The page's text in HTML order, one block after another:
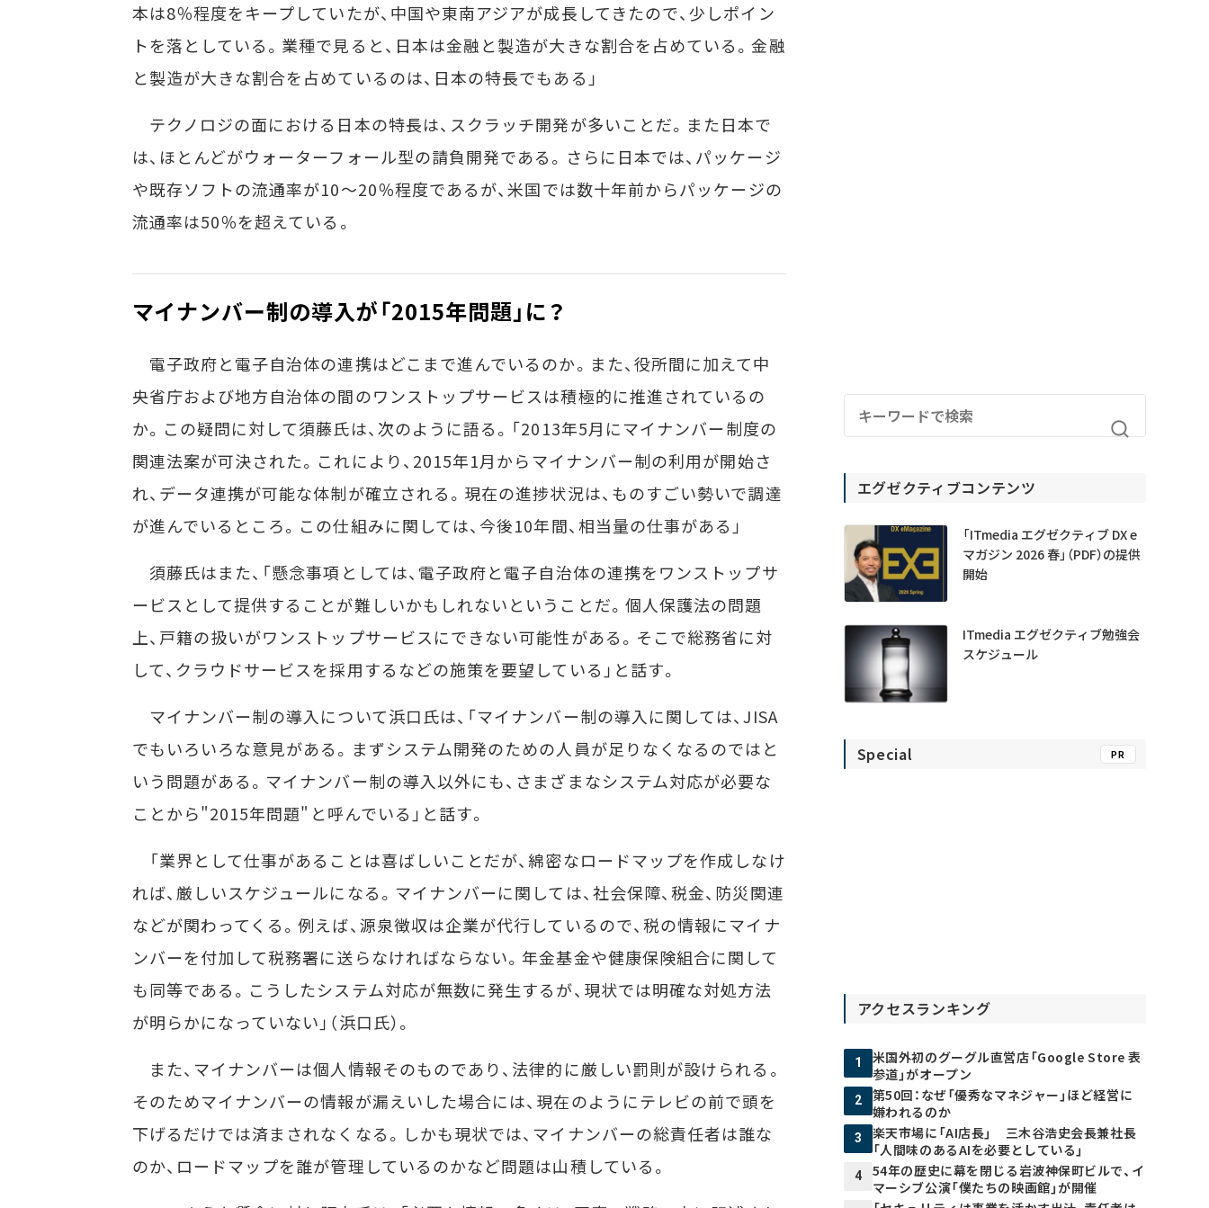
本は8％程度をキープしていたが、中国や東南アジアが成長してきたので、少しポイン
トを落としている。業種で見ると、日本は金融と製造が大きな割合を占めている。金融
と製造が大きな割合を占めているのは、日本の特長でもある」
テクノロジの面における日本の特長は、スクラッチ開発が多いことだ。また日本で
は、ほとんどがウォーターフォール型の請負開発である。さらに日本では、パッケージ
や既存ソフトの流通率が10～20％程度であるが、米国では数十年前からパッケージの
流通率は50％を超えている。
マイナンバー制の導入が「2015年問題」に？
電子政府と電子自治体の連携はどこまで進んでいるのか。また、役所間に加えて中
央省庁および地方自治体の間のワンストップサービスは積極的に推進されているの
か。この疑問に対して須藤氏は、次のように語る。「2013年5月にマイナンバー制度の
関連法案が可決された。これにより、2015年1月からマイナンバー制の利用が開始さ
れ、データ連携が可能な体制が確立される。現在の進捗状況は、ものすごい勢いで調達
が進んでいるところ。この仕組みに関しては、今後10年間、相当量の仕事がある」
須藤氏はまた、「懸念事項としては、電子政府と電子自治体の連携をワンストップサ
ービスとして提供することが難しいかもしれないということだ。個人保護法の問題
上、戸籍の扱いがワンストップサービスにできない可能性がある。そこで総務省に対
して、クラウドサービスを採用するなどの施策を要望している」と話す。
マイナンバー制の導入について浜口氏は、「マイナンバー制の導入に関しては、JISA
でもいろいろな意見がある。まずシステム開発のための人員が足りなくなるのではと
いう問題がある。マイナンバー制の導入以外にも、さまざまなシステム対応が必要な
ことから"2015年問題"と呼んでいる」と話す。
「業界として仕事があることは喜ばしいことだが、綿密なロードマップを作成しなけ
れば、厳しいスケジュールになる。マイナンバーに関しては、社会保障、税金、防災関連
などが関わってくる。例えば、源泉徴収は企業が代行しているので、税の情報にマイナ
ンバーを付加して税務署に送らなければならない。年金基金や健康保険組合に関して
も同等である。こうしたシステム対応が無数に発生するが、現状では明確な対処方法
が明らかになっていない」（浜口氏）。
また、マイナンバーは個人情報そのものであり、法律的に厳しい罰則が設けられる。
そのためマイナンバーの情報が漏えいした場合には、現在のようにテレビの前で頭を
下げるだけでは済まされなくなる。しかも現状では、マイナンバーの総責任者は誰な
のか、ロードマップを誰が管理しているのかなど問題は山積している。
エグゼクティブコンテンツ
「ITmedia エグゼクティブ DX e
マガジン 2026 春」（PDF）の提供
開始
ITmedia エグゼクティブ勉強会
スケジュール
Special PR
アクセスランキング
1
米国外初のグーグル直営店「Google Store 表
参道」がオープン
2
第50回：なぜ「優秀なマネジャー」ほど経営に
嫌われるのか
3
楽天市場に「AI店長」 三木谷浩史会長兼社長
「人間味のあるAIを必要としている」
4
54年の歴史に幕を閉じる岩波神保町ビルで、イ
マーシブ公演「僕たちの映画館」が開催